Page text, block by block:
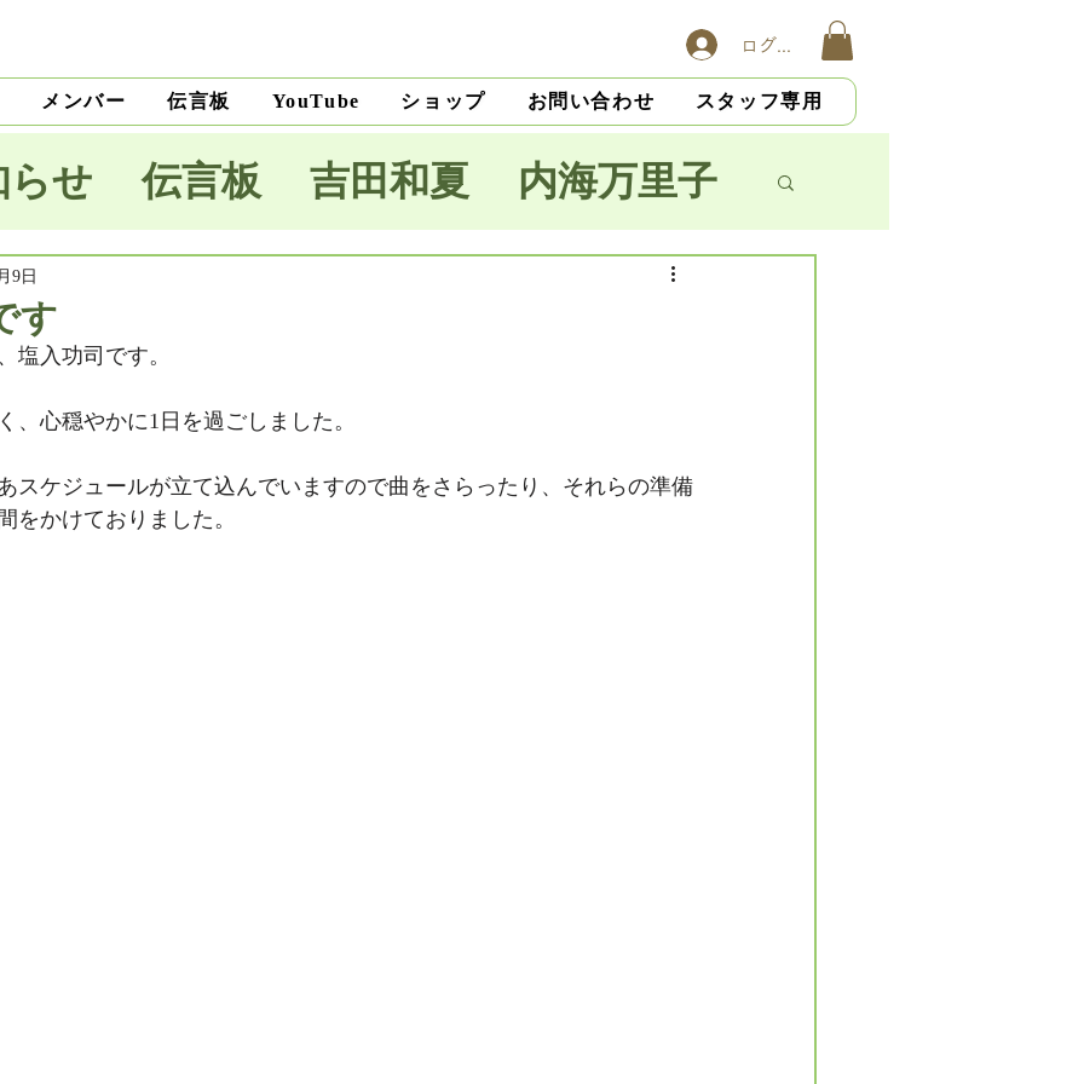
ログイン
メンバー 伝言板 YouTube ショップ お問い合わせ スタッフ専用
らせ 伝言板 吉田和夏 内海万里子
菜
麗子 吉田明未
将生 大野隆 石川和男 大杉光恵
す
9日
塩入功司です。
、心穏やかに1日を過ごしました。
スケジュールが立て込んでいますので曲をさらったり、それらの準備
をかけておりました。